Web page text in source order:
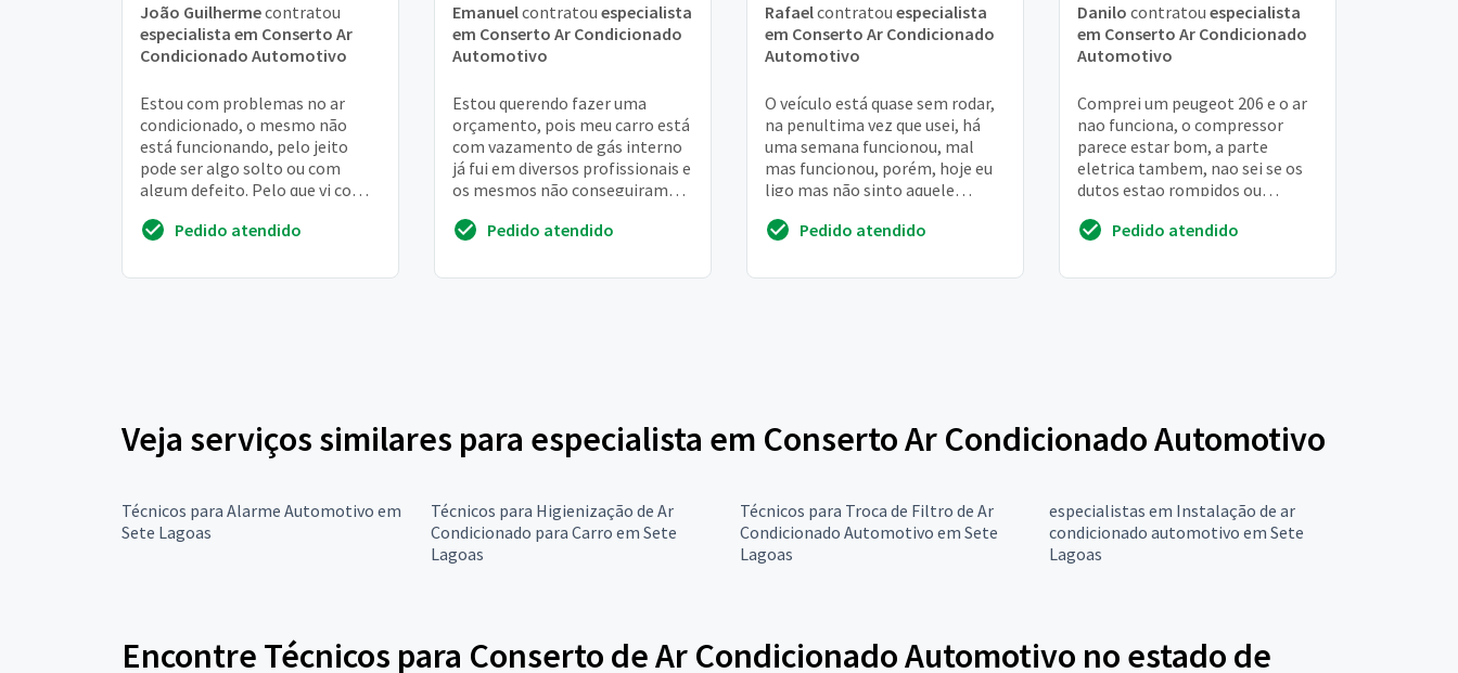
João Guilhermecontratou
especialista em Conserto Ar
Condicionado Automotivo
Estou com problemas no ar
condicionado, o mesmo não
está funcionando, pelo jeito
pode ser algo solto ou com
algum defeito. Pelo que vi com
o caninho solto
Pedido atendido
Emanuelcontratou especialista
em Conserto Ar Condicionado
Automotivo
Estou querendo fazer uma
orçamento, pois meu carro está
com vazamento de gás interno
já fui em diversos profissionais e
os mesmos não conseguiram
e importan...
Pedido atendido
Rafaelcontratou especialista
em Conserto Ar Condicionado
Automotivo
O veículo está quase sem rodar,
na penultima vez que usei, há
uma semana funcionou, mal
mas funcionou, porém, hoje eu
ligo mas não sinto aquele
começa a funcionar
Pedido atendido
Danilo contratou especialista
em Conserto Ar Condicionado
Automotivo
Comprei um peugeot 206 e o ar
nao funciona, o compressor
parece estar bom, a parte
eletrica tambem, nao sei se os
dutos estao rompidos ou
Pedido atendido
Veja serviços similares para especialista em Conserto Ar Condicionado Automotivo
Técnicos para Alarme Automotivo em
Sete Lagoas
Técnicos para Higienização de Ar
Condicionado para Carro em Sete
Lagoas
Técnicos para Troca de Filtro de Ar
Condicionado Automotivo em Sete
Lagoas
especialistas em Instalação de ar
condicionado automotivo em Sete
Lagoas
Encontre Técnicos para Conserto de Ar Condicionado Automotivo no estado de